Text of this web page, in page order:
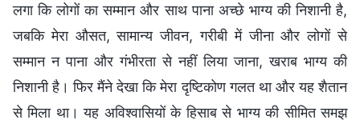
लगा कि लोगों का सम्मान और साथ पाना अच्छे भाग्य की निशानी है,
जबकि मेरा औसत, सामान्य जीवन, गरीबी में जीना और लोगों से
सम्मान न पाना और गंभीरता से नहीं लिया जाना, खराब भाग्य की
निशानी है। फिर मैंने देखा कि मेरा दृष्टिकोण गलत था और यह शैतान
से मिला था। यह अविश्वासियों के हिसाब से भाग्य की सीमित समझ